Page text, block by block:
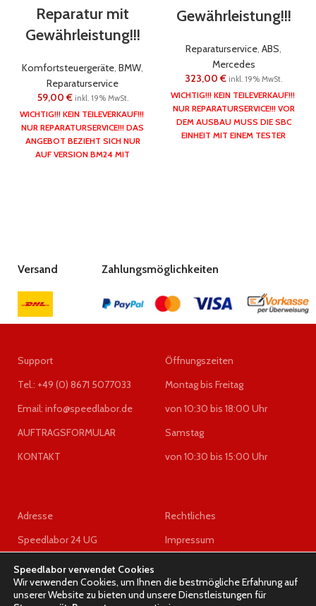
Reparatur mit
Gewährleistung!!!
Komfortsteuergeräte, BMW,
Reparaturservice
59,00€ inkl. 19% MwSt.
WICHTIG!!! KEIN TEILEVERKAUF!!!
NUR REPARATURSERVICE!!! DAS
ANGEBOT BEZIEHT SICH NUR
AUF VERSION BM24 MIT
8 386 377 65128386377, 65 12
Fahrzeugmarke:
Gewährleistung!!!
Reparaturservice, ABS,
Mercedes
323,00€ inkl. 19% MwSt.
WICHTIG!!! KEIN TEILEVERKAUF!!!
NUR REPARATURSERVICE!!! VOR
DEM AUSBAU MUSS DIE SBC
EINHEIT MIT EINEM TESTER
Referenznummer(n) OE:
4047024745704, 0265960013,
A0054310512, 0265960019
Produkttyp:Steuergerät
Versand Zahlungsmöglichkeiten
Support
Tel.: +49 (0) 8671 5077033
Email: info@speedlabor.de
AUFTRAGSFORMULAR
KONTAKT
Öffnungszeiten
Montag bis Freitag
von 10:30 bis 18:00 Uhr
Samstag
von 10:30 bis 15:00 Uhr
Adresse
Speedlabor 24 UG
(haftungsbeschränkt)
z.Hd. Herrn Wigel
Rechtliches
Impressum
AGB
Speedlabor verwendet Cookies
Wir verwenden Cookies, um Ihnen die bestmögliche Erfahrung auf
unserer Website zu bieten und unsere Dienstleistungen für